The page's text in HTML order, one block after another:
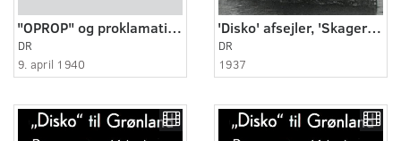
"OPROP" og proklamation til Danmarks soldater og det danske folk
DR
9. april 1940
'Disko' afsejler, 'Skagerak' søsættes
DR
1937